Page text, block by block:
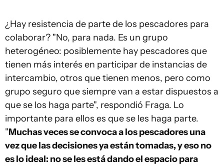
¿Hay resistencia de parte de los pescadores para
colaborar? "No, para nada. Es un grupo
heterogéneo: posiblemente hay pescadores que
tienen más interés en participar de instancias de
intercambio, otros que tienen menos, pero como
grupo seguro que siempre van a estar dispuestos a
que se los haga parte", respondió Fraga. Lo
importante para ellos es que se les haga parte.
"Muchas veces se convoca a los pescadores una
vez que las decisiones ya están tomadas, y eso no
es lo ideal: no se les está dando el espacio para